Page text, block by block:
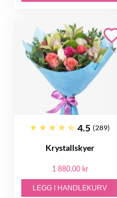
4.5 (289)
Krystallskyer
1 880.00 kr
LEGG I HANDLEKURV